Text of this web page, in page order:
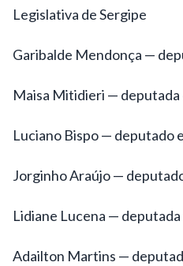
Legislativa de Sergipe
Garibalde Mendonça —
Maisa Mitidieri — deputada
Luciano Bispo — deputado
Jorginho Araújo —
Lidiane Lucena —
Adailton Martins —